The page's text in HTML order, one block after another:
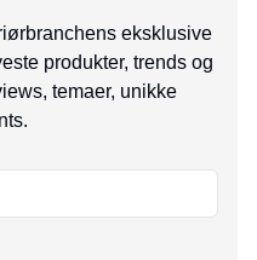
eksklusive
produkter, trends og
temaer, unikke